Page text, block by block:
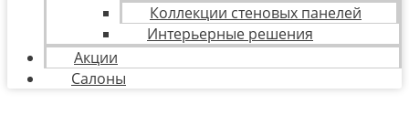
Коллекции стеновых панелей
Интерьерные решения
Акции
Салоны